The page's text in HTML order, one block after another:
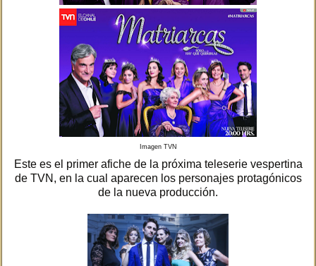
Imagen TVN
Este es el primer afiche de la próxima teleserie vespertina
de TVN, en la cual aparecen los personajes protagónicos
de la nueva producción.